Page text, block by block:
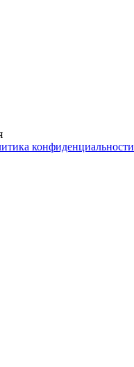
конфиденциальности